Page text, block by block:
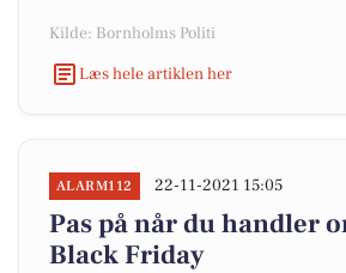
Kilde: Bornholms Politi
Læs hele artiklen her
ALARM112 22-11-2021 15:05
Pas på når du handler
Black Friday